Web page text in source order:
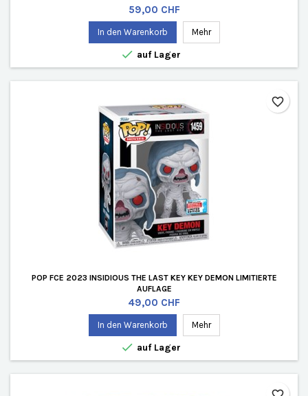
Preis
59,00 CHF
In den Warenkorb Mehr
 auf Lager
POP FCE 2023 INSIDIOUS THE LAST KEY KEY DEMON LIMITIERTE
AUFLAGE
Preis
49,00 CHF
In den Warenkorb Mehr
 auf Lager
favorite_border